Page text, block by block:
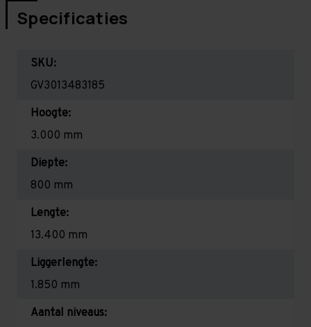
Specificaties
SKU:
GV3013483185
Hoogte:
3.000 mm
Diepte:
800 mm
Lengte:
13.400 mm
Liggerlengte:
1.850 mm
Aantal niveaus: